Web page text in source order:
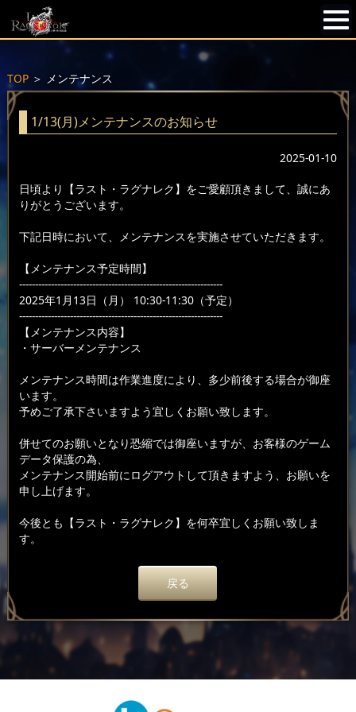
TOP＞ メンテナンス
1/13(月)メンテナンスのお知らせ
2025-01-10
日頃より【ラスト・ラグナレク】をご愛顧頂きまして、誠にあ
りがとうございます。
下記日時において、メンテナンスを実施させていただきます。
【メンテナンス予定時間】
----------------------------------------------------------------
2025年1月13日（月） 10:30-11:30（予定）
----------------------------------------------------------------
【メンテナンス内容】
・サーバーメンテナンス
メンテナンス時間は作業進度により、多少前後する場合が御座
います。
予めご了承下さいますよう宜しくお願い致します。
併せてのお願いとなり恐縮では御座いますが、お客様のゲーム
データ保護の為、
メンテナンス開始前にログアウトして頂きますよう、お願いを
申し上げます。
今後とも【ラスト・ラグナレク】を何卒宜しくお願い致しま
す。
戻る